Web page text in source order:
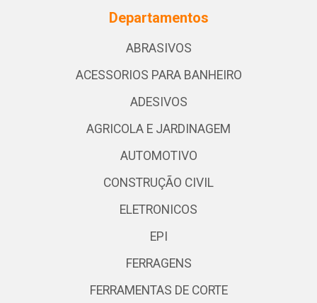
Departamentos
ABRASIVOS
ACESSORIOS PARA BANHEIRO
ADESIVOS
AGRICOLA E JARDINAGEM
AUTOMOTIVO
CONSTRUÇÃO CIVIL
ELETRONICOS
EPI
FERRAGENS
FERRAMENTAS DE CORTE